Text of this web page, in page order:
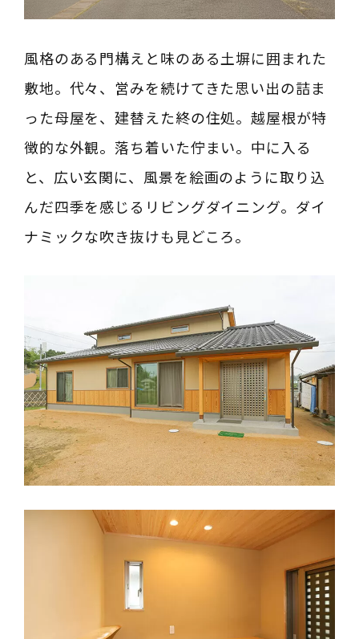
風格のある門構えと味のある土塀に囲まれた
敷地。代々、営みを続けてきた思い出の詰ま
った母屋を、建替えた終の住処。越屋根が特
徴的な外観。落ち着いた佇まい。中に入る
と、広い玄関に、風景を絵画のように取り込
んだ四季を感じるリビングダイニング。ダイ
ナミックな吹き抜けも見どころ。